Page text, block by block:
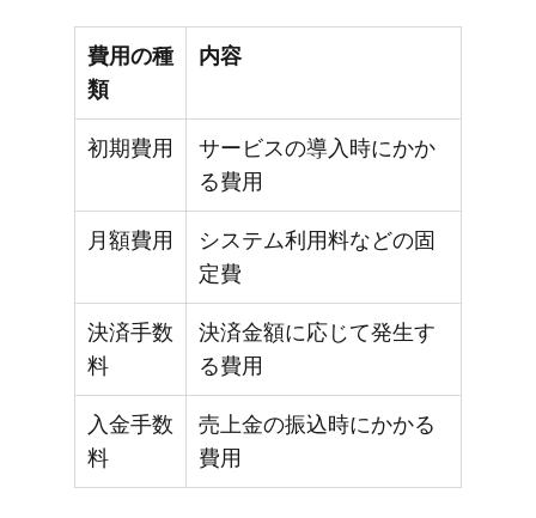
費用の種
類
内容
初期費用
サービスの導入時にかか
る費用
月額費用
システム利用料などの固
定費
決済手数
料
決済金額に応じて発生す
る費用
入金手数
料
売上金の振込時にかかる
費用